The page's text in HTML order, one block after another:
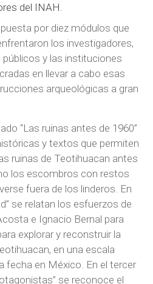
del INAH.
por diez módulos que
los investigadores,
y las instituciones
en llevar a cabo esas
arqueológicas a gran
“Las ruinas antes de 1960”
y textos que permiten
ruinas de Teotihuacan antes
los escombros con restos
fuera de los linderos. En
se relatan los esfuerzos de
e Ignacio Bernal para
explorar y reconstruir la
en una escala
fecha en México. En el tercer
se reconoce el